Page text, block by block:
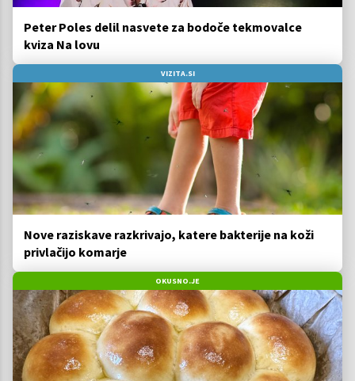
Peter Poles delil nasvete za bodoče tekmovalce
kviza Na lovu
VIZITA.SI
Nove raziskave razkrivajo, katere bakterije na koži
privlačijo komarje
OKUSNO.JE